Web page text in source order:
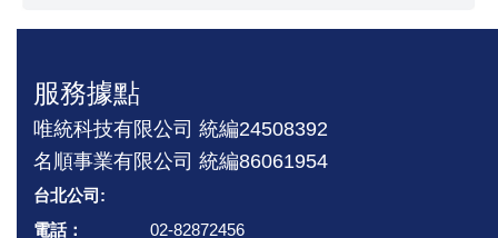
服務據點
唯統科技有限公司 統編24508392
名順事業有限公司 統編86061954
台北公司:
電話：
02-82872456